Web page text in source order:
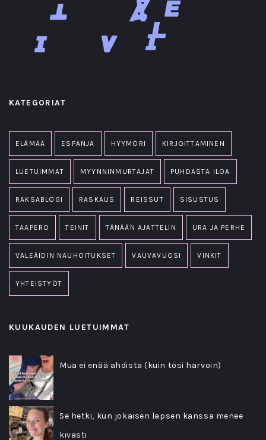
KATEGORIAT
ELÄMÄÄ ESPANJA HYYMÖRI KIRJOITTAMINEN
LUETUIMMAT MYYNNINMURTAJAT PUHDASTA ILOA
RAKSABLOGI RASKAUS REISSUT SISUSTUS
TAAPERO TEINIT TÄNÄÄN AJATTELIN URA JA PERHE
VALEÄIDIN NAUHOITUKSET VAUVAVUOSI VINKIT
YHTEISTYÖT
KUUKAUDEN LUETUIMMAT
Mua ei enää ahdista (kuin tosi harvoin)
Se hetki, kun jokaisen lapsen kanssa menee
kivasti